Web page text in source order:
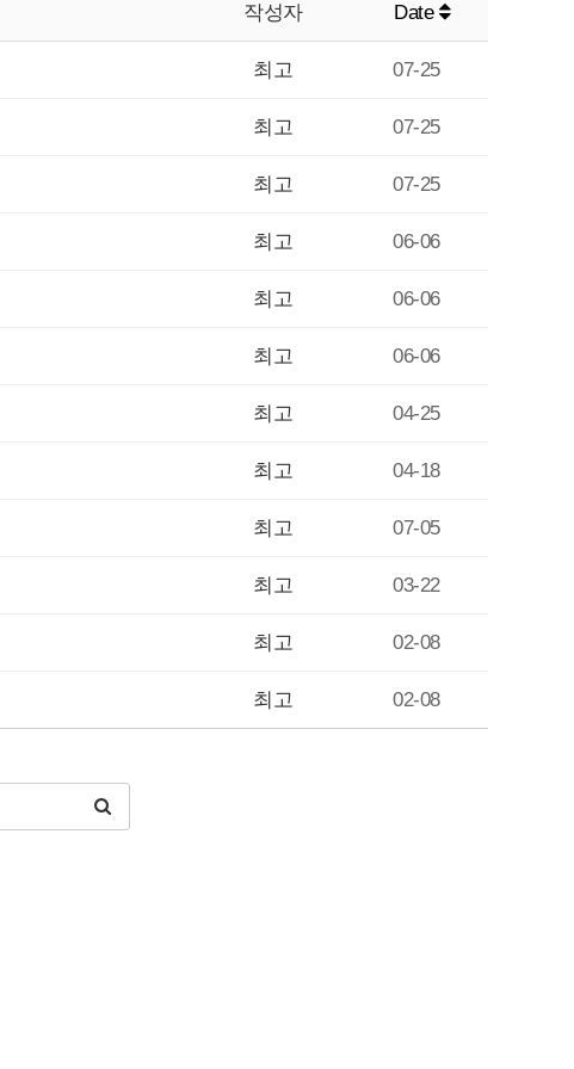
작성자 Date
최고 07-25
최고 07-25
최고 07-25
최고 06-06
최고 06-06
최고 06-06
최고 04-25
최고 04-18
최고 07-05
최고 03-22
최고 02-08
최고 02-08